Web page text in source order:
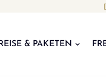
& PAKETEN